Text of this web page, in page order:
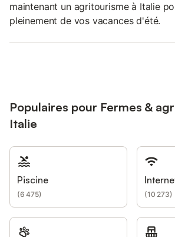
maintenant un agritourisme à Italie
pleinement de vos vacances d'été.
Populaires pour Fermes &
Italie
Piscine
(6 475) (10 273)